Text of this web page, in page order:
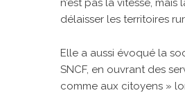
n’est pas la vitesse,
délaisser les territoires
Elle a aussi évoqué la
SNCF, en ouvrant des
comme aux citoyens »